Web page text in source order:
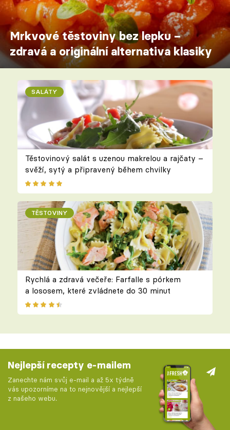
Mrkvové těstoviny bez lepku –
zdravá a originální alternativa klasiky
SALÁTY
Těstovinový salát s uzenou makrelou a rajčaty –
svěží, sytý a připravený během chvilky
TĚSTOVINY
Rychlá a zdravá večeře: Farfalle s pórkem
a lososem, které zvládnete do 30 minut
Nejlepší recepty e-mailem
Zanechte nám svůj e-mail a až 5x týdně
vás upozorníme na to nejnovější a nejlepší
z našeho webu.